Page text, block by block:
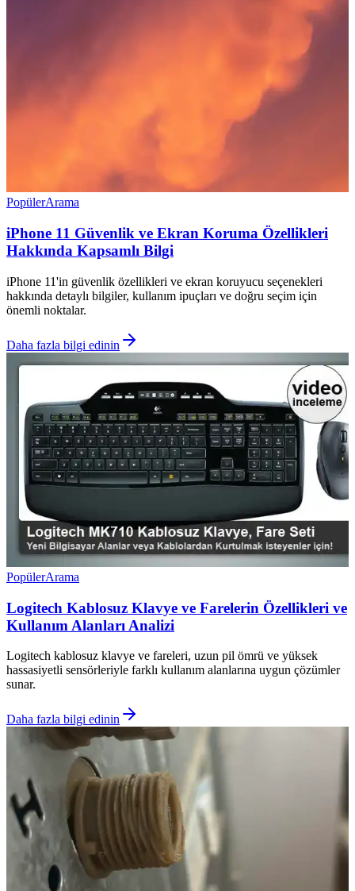
PopülerArama
iPhone 11 Güvenlik ve Ekran Koruma Özellikleri
Hakkında Kapsamlı Bilgi
iPhone 11'in güvenlik özellikleri ve ekran koruyucu seçenekleri
hakkında detaylı bilgiler, kullanım ipuçları ve doğru seçim için
önemli noktalar.
Daha fazla bilgi edinin
PopülerArama
Logitech Kablosuz Klavye ve Farelerin Özellikleri ve
Kullanım Alanları Analizi
Logitech kablosuz klavye ve fareleri, uzun pil ömrü ve yüksek
hassasiyetli sensörleriyle farklı kullanım alanlarına uygun çözümler
sunar.
Daha fazla bilgi edinin